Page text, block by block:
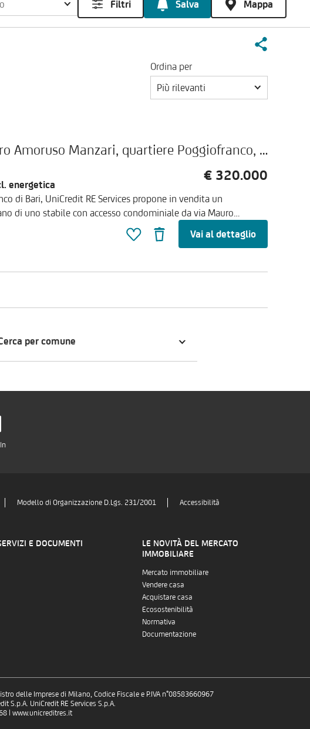
Filtri Salva Mappa
Ordina per
Più rilevanti
Appartamento, via Mauro Amoruso Manzari, quartiere Poggiofranco, Bari
energetica
€ 320.000
di Bari, UniCredit RE Services propone in vendita un
di uno stabile con accesso condominiale da via Mauro
da ingresso su ampio disimpegno, corridoio, soggiorno,
l'abitazione, esposta a sud-ovest, molto luminosa. Tra le
proprietà un locale deposito, con accesso interno indipendente
la proposta commerciale
Vai al dettaglio
per comune
Modello di Organizzazione D.Lgs. 231/2001 Accessibilità
E DOCUMENTI
LE NOVITÀ DEL MERCATO
IMMOBILIARE
Mercato immobiliare
Vendere casa
Acquistare casa
Ecosostenibilità
Normativa
Documentazione
delle Imprese di Milano, Codice Fiscale e P.IVA n°08583660967
S.p.A. UniCredit RE Services S.p.A.
| www.unicreditres.it